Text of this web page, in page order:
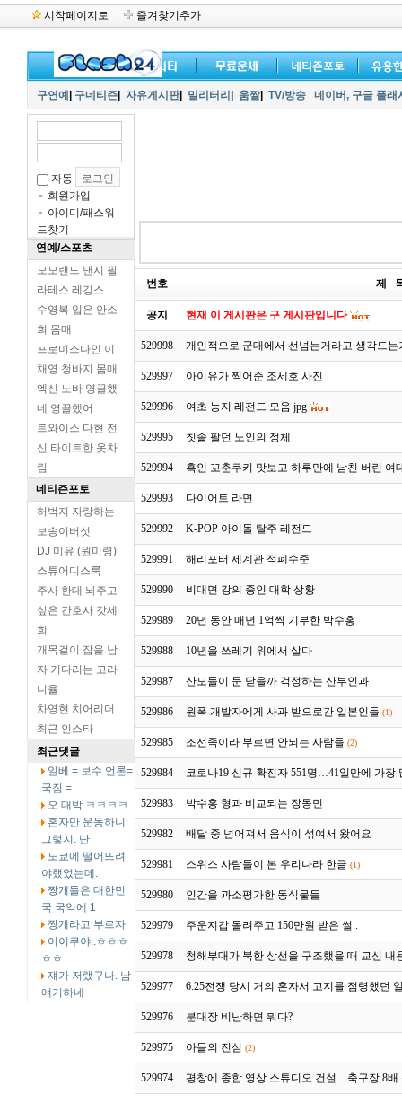
시작페이지로 즐겨찾기추가
구연예 구네티즌 자유게시판| 밀리터리 움짤| TV/방송 네이버, 구글 플
자동
회원가입
아이디/패스워
드찾기
연예/스포츠
모모랜드 낸시 필
라테스 레깅스
수영복 입은 안소
희 몸매
프로미스나인 이
채영 청바지 몸매
엑신 노바 영끌했
네 영끌했어
트와이스 다현 전
신 타이트한 옷차
림
네티즌포토
허벅지 자랑하는
보송이버섯
DJ 미유 (원미령)
스튜어디스룩
주사 한대 놔주고
싶은 간호사 갓세
희
개목걸이 잡을 남
자 기다리는 고라
니율
차영현 치어리더
최근 인스타
최근댓글
일베 = 보수 언론=
국짐 =
오 대박 ㅋㅋㅋㅋ
혼자만 운동하니
그렇지. 단
도쿄에 떨어뜨려
야했었는데.
짱개들은 대한민
국 국익에 1
짱개라고 부르자
어이쿠야..ㅎㅎㅎ
ㅎㅎ
쟤가 저랬구나. 남
얘기하네
번호 제
공지 현재 이 게시판은 구 게시판입니다
529998 개인적으로 군대에서 선넘는거라고 생각드는
529997 아이유가 찍어준 조세호 사진
529996 여초 능지 레전드 모음 jpg
529995 칫솔 팔던 노인의 정체
529994 흑인 꼬춘쿠키 맛보고 하루만에 남친 버린 여
529993 다이어트 라면
529992 K-POP 아이돌 탈주 레전드
529991 해리포터 세계관 적폐수준
529990 비대면 강의 중인 대학 상황
529989 20년 동안 매년 1억씩 기부한 박수홍
529988 10년을 쓰레기 위에서 살다
529987 산모들이 문 닫을까 걱정하는 산부인과
529986 원폭 개발자에게 사과 받으로간 일본인들 (1)
529985 조선족이라 부르면 안되는 사람들 (2)
529984 코로나19 신규 확진자 551명…41일만에 가장
529983 박수홍 형과 비교되는 장동민
529982 배달 중 넘어져서 음식이 섞여서 왔어요
529981 스위스 사람들이 본 우리나라 한글 (1)
529980 인간을 과소평가한 동식물들
529979 주운지갑 돌려주고 150만원 받은 썰 .
529978 청해부대가 북한 상선을 구조했을 때 교신 내
529977 6.25전쟁 당시 거의 혼자서 고지를 점령했던
529976 분대장 비난하면 뭐다?
529975 아들의 진심 (2)
529974 평창에 종합 영상 스튜디오 건설…축구장 8배